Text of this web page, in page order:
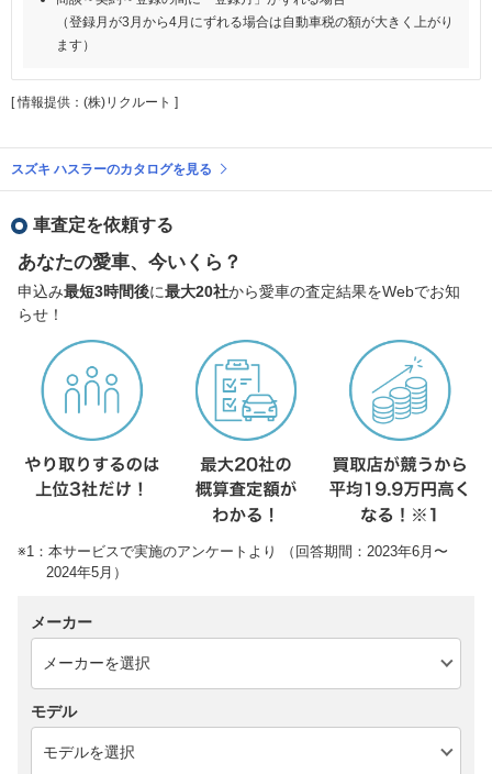
（登録月が3月から4月にずれる場合は自動車税の額が大きく上がり
ます）
[ 情報提供：(株)リクルート ]
スズキ ハスラーのカタログを見る
車査定を依頼する
あなたの愛車、今いくら？
申込み最短3時間後に最大20社から愛車の査定結果をWebでお知
らせ！
※1：本サービスで実施のアンケートより （回答期間：2023年6月〜
2024年5月）
メーカー
モデル